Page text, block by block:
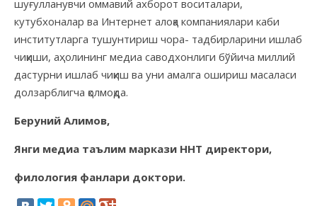
шуғулланувчи оммавий ахборот воситалари,
кутубхоналар ва Интернет алоқа компаниялари каби
институтларга тушунтириш чора- тадбирларини ишлаб
чиқиши, аҳолининг медиа саводхонлиги бўйича миллий
дастурни ишлаб чиқиш ва уни амалга ошириш масаласи
долзарблигча қолмоқда.
Беруний Алимов,
Янги медиа таълим маркази ННТ директори,
филология фанлари доктори.